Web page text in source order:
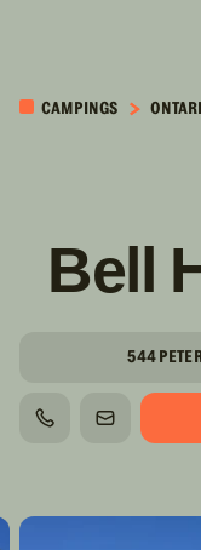
CONTENUCAMPINGS
Bell
544
TÉLÉPHONECOURRIEL